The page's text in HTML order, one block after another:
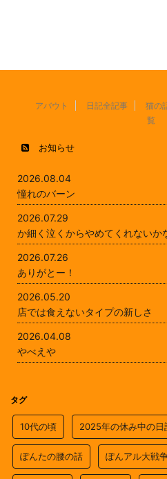
アバウト 日記全記事 猫の
覧
お知らせ
2026.08.04
憧れのバーン
2026.07.29
か細く泣くからやめてくれないか
2026.07.26
ありがとー！
2026.05.20
店では食えないタイプの新しさ
2026.04.08
やべえや
タグ
10代の頃 2025年の休み中の日
ぽんたの腰の話 ぽんアル大戦